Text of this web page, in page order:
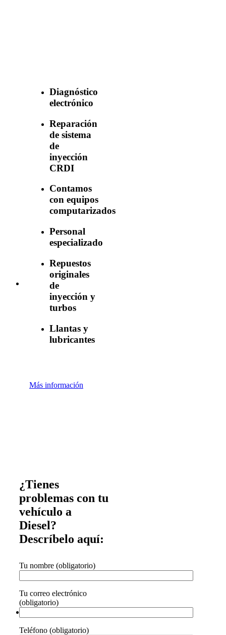
Diagnóstico
electrónico
Reparación
de sistema
de
inyección
CRDI
Contamos
con equipos
computarizados
Personal
especializado
Repuestos
originales
de
inyección y
turbos
Llantas y
lubricantes
Más información
¿Tienes
problemas con tu
vehículo a
Diesel?
Descríbelo aquí:
Tu nombre (obligatorio)
Tu correo electrónico
(obligatorio)
Teléfono (obligatorio)